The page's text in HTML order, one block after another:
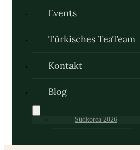
Events
Türkisches TeaTeam
Kontakt
Blog
Südkorea 2026